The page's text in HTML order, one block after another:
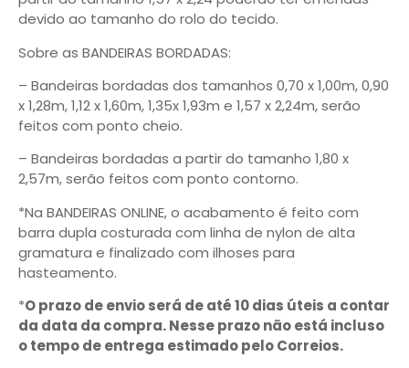
devido ao tamanho do rolo do tecido.
Sobre as BANDEIRAS BORDADAS:
– Bandeiras bordadas dos tamanhos 0,70 x 1,00m, 0,90
x 1,28m, 1,12 x 1,60m, 1,35x 1,93m e 1,57 x 2,24m, serão
feitos com ponto cheio.
– Bandeiras bordadas a partir do tamanho 1,80 x
2,57m, serão feitos com ponto contorno.
*Na BANDEIRAS ONLINE, o acabamento é feito com
barra dupla costurada com linha de nylon de alta
gramatura e finalizado com ilhoses para
hasteamento.
*O prazo de envio será de até 10 dias úteis a contar
da data da compra. Nesse prazo não está incluso
o tempo de entrega estimado pelo Correios.